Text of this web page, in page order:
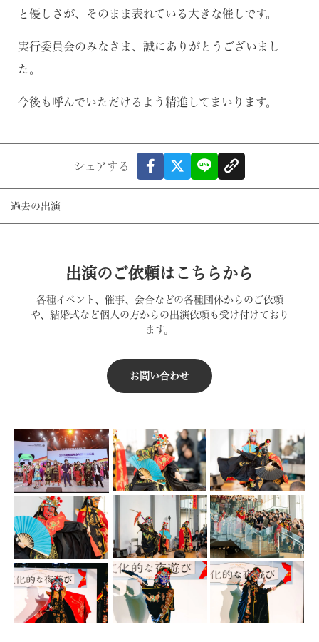
と優しさが、そのまま表れている大きな催しです。
実行委員会のみなさま、誠にありがとうございまし
た。
今後も呼んでいただけるよう精進してまいります。
シェアする
過去の出演
出演のご依頼はこちらから
各種イベント、催事、会合などの各種団体からのご依頼
や、結婚式など個人の方からの出演依頼も受け付けており
ます。
お問い合わせ